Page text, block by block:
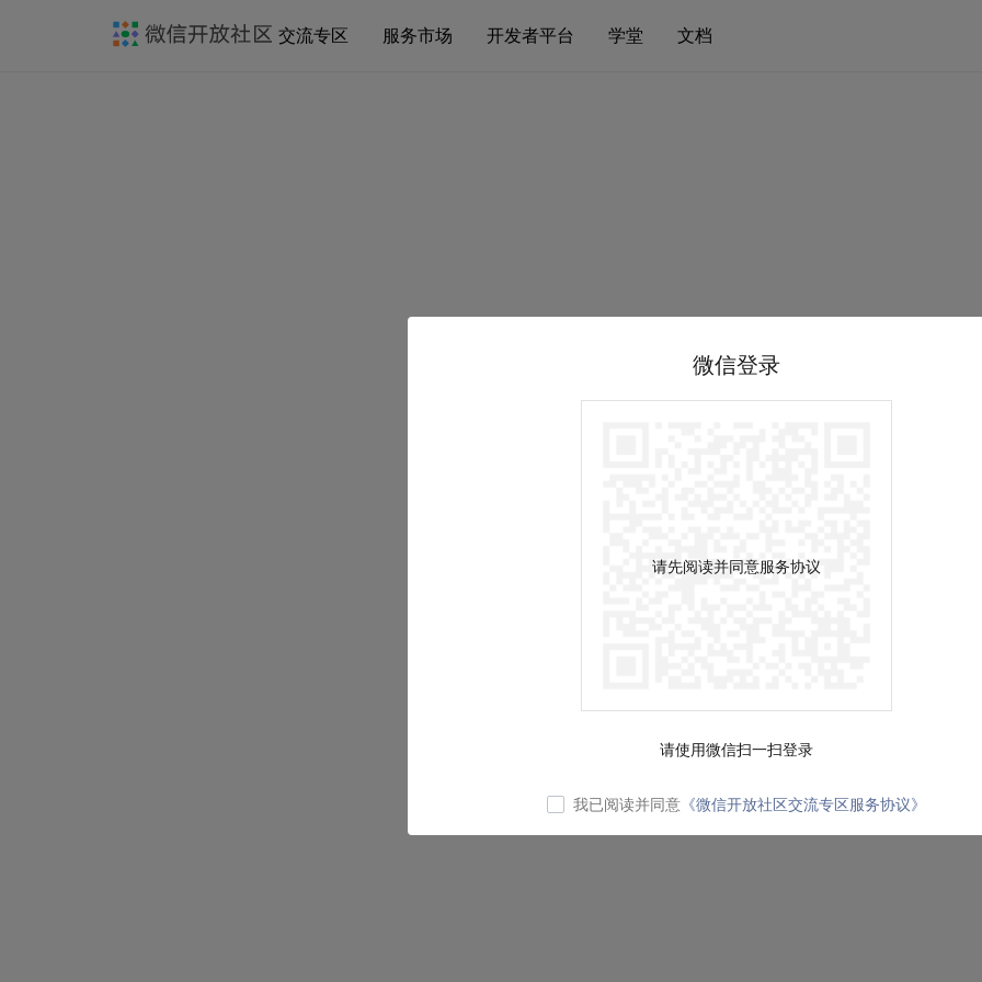
交流专区 服务市场 开发者平台 学堂 文档
微信登录
请先阅读并同意服务协议
请使用微信扫一扫登录
我已阅读并同意 《微信开放社区交流专区服务协议》